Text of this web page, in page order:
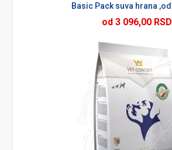
Basic Pack suva hrana
od 3 096,00 RSD